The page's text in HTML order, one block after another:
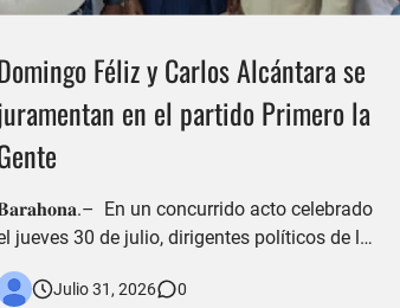
Féliz y Carlos Alcántara se
en el partido Primero la
En un concurrido acto celebrado
jueves 30 de julio, dirigentes políticos de la
provincia de Barahona formalizaron su
al partido Primero la Gente (PPG),
Julio 31, 2026 0